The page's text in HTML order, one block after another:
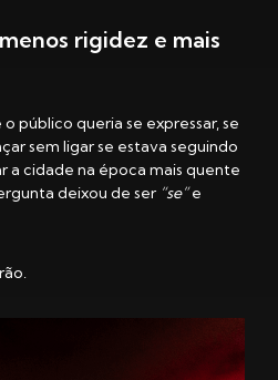
rigidez e mais
público queria se expressar, se
sem ligar se estava seguindo
a cidade na época mais quente
deixou de ser “se”e